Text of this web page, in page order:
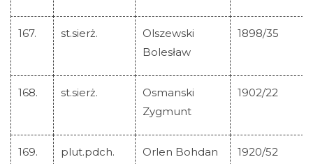
167. st.sierż.
Olszewski
Bolesław
1898/35
168. st.sierż.
Osmanski
Zygmunt
1902/22
169. plut.pdch. Orlen Bohdan 1920/52